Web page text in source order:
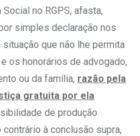
no RGPS, afasta,
simples declaração nos
que não lhe permita
os honorários de advogado,
ou da família, razão pela
gratuita por ela
de produção
à conclusão supra,